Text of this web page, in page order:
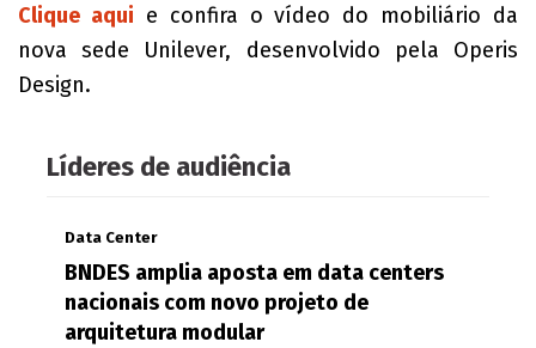
Clique aqui e confira o vídeo do mobiliário da
nova sede Unilever, desenvolvido pela Operis
Design.
Líderes de audiência
Data Center
BNDES amplia aposta em data centers
nacionais com novo projeto de
arquitetura modular